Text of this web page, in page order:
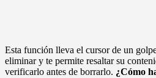
Esta función lleva el cursor de un
eliminar y te permite resaltar su
verificarlo antes de borrarlo. ¿Cómo